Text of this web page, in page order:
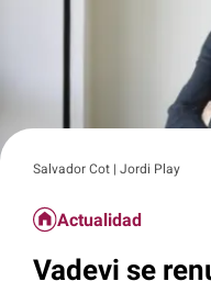
Salvador Cot | Jordi Play
Actualidad
Vadevi se